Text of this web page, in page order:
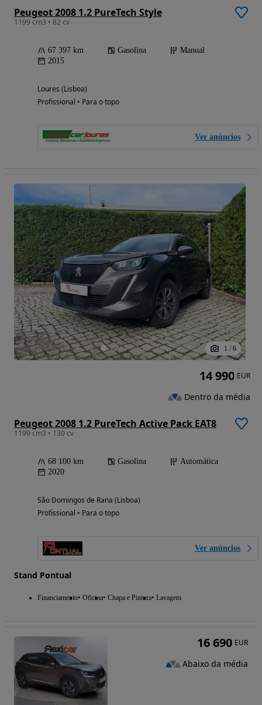
Peugeot 2008 1.2 PureTech Style
1199 cm3 • 82 cv
67 397 km Gasolina
Manual
2015
Loures (Lisboa)
Profissional • Para o topo
Ver anúncios
1 / 6
Peugeot 2008 1.2 PureTech Active Pack EAT8
1199 cm3 • 130 cv
68 100 km Gasolina
Automática
2020
São Domingos de Rana (Lisboa)
Profissional • Para o topo
Ver anúncios
Stand Pontual
Financiamento Oficina Chapa e Pintura Lavagem
14 990 EUR
Dentro da média
16 690 EUR
Abaixo da média